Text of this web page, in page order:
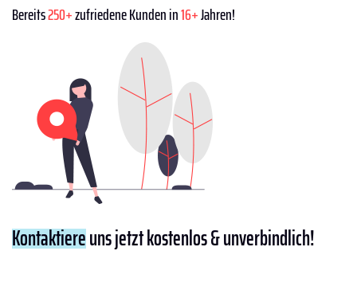
Bereits250+zufriedene Kunden in16+Jahren!
Kontaktiereuns jetzt kostenlos & unverbindlich!